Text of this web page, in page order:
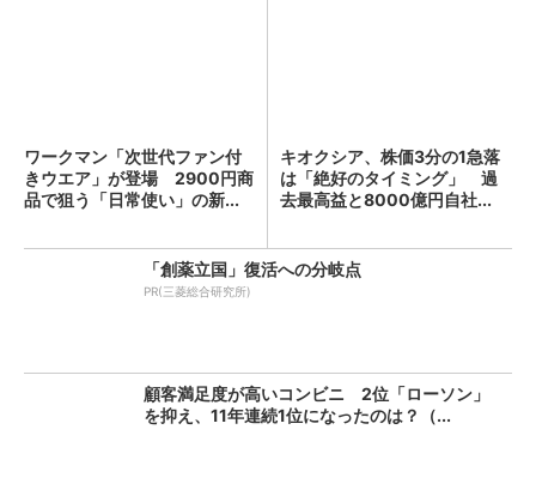
ワークマン「次世代ファン付
きウエア」が登場 2900円商
品で狙う「日常使い」の新...
キオクシア、株価3分の1急落
は「絶好のタイミング」 過
去最高益と8000億円自社...
「創薬立国」復活への分岐点
PR(三菱総合研究所)
顧客満足度が高いコンビニ 2位「ローソン」
を抑え、11年連続1位になったのは？（...